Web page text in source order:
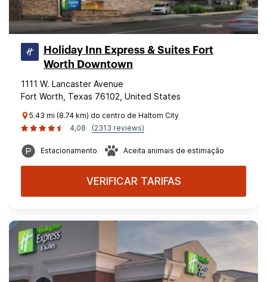
Holiday Inn Express & Suites Fort
Worth Downtown
1111 W. Lancaster Avenue
Fort Worth, Texas 76102, United States
5.43 mi (8.74 km) do centro de Haltom City
4,08
(2313 reviews)
Estacionamento Aceita animais de estimação
VERIFICAR TARIFAS